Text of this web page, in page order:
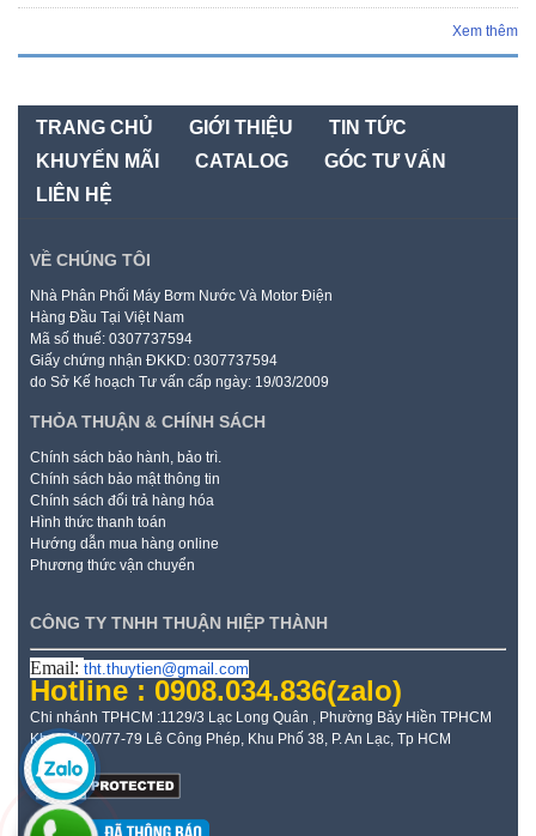
Xem thêm
TRANG CHỦ GIỚI THIỆU
TIN TỨC
KHUYẾN MÃI
CATALOG
GÓC TƯ VẤN
LIÊN HỆ
VỀ CHÚNG TÔI
Nhà Phân Phối Máy Bơm Nước Và Motor Điện
Hàng Đầu Tại Việt Nam
Mã số thuế: 0307737594
Giấy chứng nhận ĐKKD: 0307737594
do Sở Kế hoạch Tư vấn cấp ngày: 19/03/2009
THỎA THUẬN & CHÍNH SÁCH
Chính sách bảo hành, bảo trì.
Chính sách bảo mật thông tin
Chính sách đổi trả hàng hóa
Hình thức thanh toán
Hướng dẫn mua hàng online
Phương thức vận chuyển
CÔNG TY TNHH THUẬN HIỆP THÀNH
Email: tht.thuytien@gmail.com
Hotline : 0908.034.836(zalo)
Chi nhánh TPHCM :1129/3 Lạc Long Quân , Phường Bảy Hiền TPHCM
Kho: 21/20/77-79 Lê Công Phép, Khu Phố 38, P. An Lạc, Tp HCM